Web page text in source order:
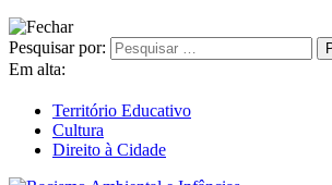
Pesquisar por:
Em alta:
Território Educativo
Cultura
Direito à Cidade